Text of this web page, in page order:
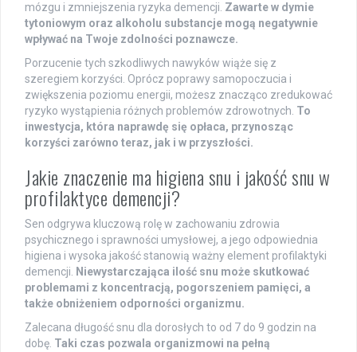
mózgu i zmniejszenia ryzyka demencji. Zawarte w dymie
tytoniowym oraz alkoholu substancje mogą negatywnie
wpływać na Twoje zdolności poznawcze.
Porzucenie tych szkodliwych nawyków wiąże się z
szeregiem korzyści. Oprócz poprawy samopoczucia i
zwiększenia poziomu energii, możesz znacząco zredukować
ryzyko wystąpienia różnych problemów zdrowotnych. To
inwestycja, która naprawdę się opłaca, przynosząc
korzyści zarówno teraz, jak i w przyszłości.
Jakie znaczenie ma higiena snu i jakość snu w
profilaktyce demencji?
Sen odgrywa kluczową rolę w zachowaniu zdrowia
psychicznego i sprawności umysłowej, a jego odpowiednia
higiena i wysoka jakość stanowią ważny element profilaktyki
demencji. Niewystarczająca ilość snu może skutkować
problemami z koncentracją, pogorszeniem pamięci, a
także obniżeniem odporności organizmu.
Zalecana długość snu dla dorosłych to od 7 do 9 godzin na
dobę. Taki czas pozwala organizmowi na pełną